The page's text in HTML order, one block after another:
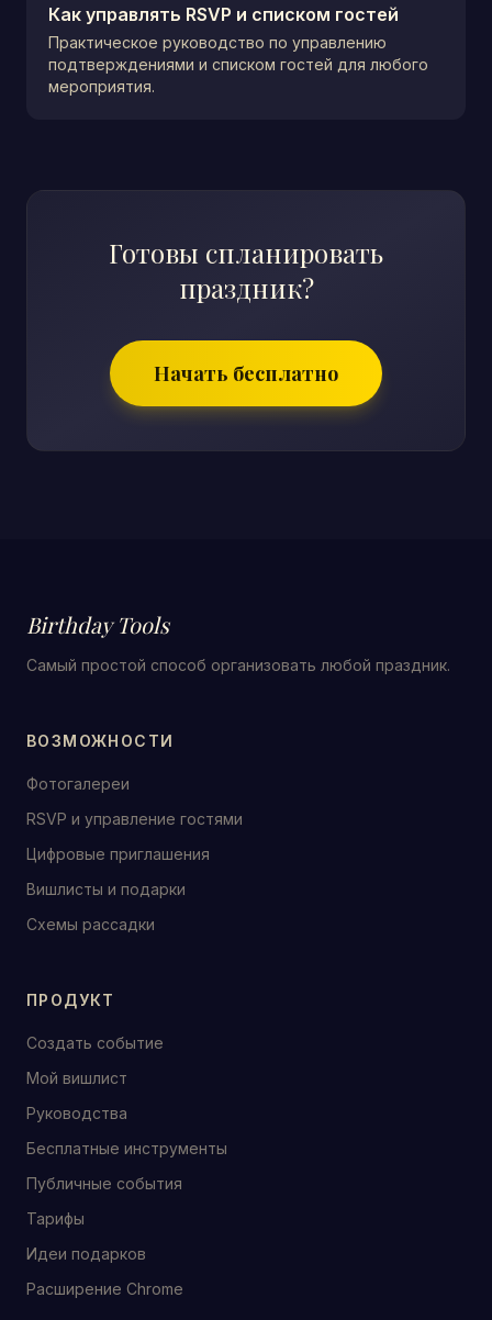
Как управлять RSVP и списком гостей
Практическое руководство по управлению
подтверждениями и списком гостей для любого
мероприятия.
Готовы спланировать
праздник?
Начать бесплатно
Birthday Tools
Самый простой способ организовать любой праздник.
ВОЗМОЖНОСТИ
Фотогалереи
RSVP и управление гостями
Цифровые приглашения
Вишлисты и подарки
Схемы рассадки
ПРОДУКТ
Создать событие
Мой вишлист
Руководства
Бесплатные инструменты
Публичные события
Тарифы
Идеи подарков
Расширение Chrome